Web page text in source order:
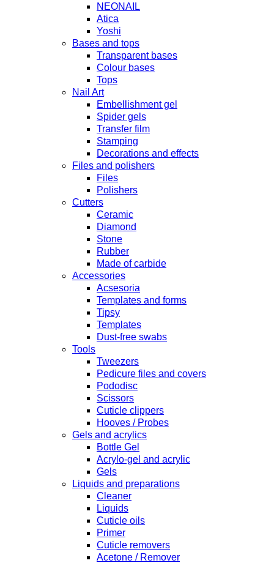
NEONAIL
Atica
Yoshi
Bases and tops
Transparent bases
Colour bases
Tops
Nail Art
Embellishment gel
Spider gels
Transfer film
Stamping
Decorations and effects
Files and polishers
Files
Polishers
Cutters
Ceramic
Diamond
Stone
Rubber
Made of carbide
Accessories
Acsesoria
Templates and forms
Tipsy
Templates
Dust-free swabs
Tools
Tweezers
Pedicure files and covers
Pododisc
Scissors
Cuticle clippers
Hooves / Probes
Gels and acrylics
Bottle Gel
Acrylo-gel and acrylic
Gels
Liquids and preparations
Cleaner
Liquids
Cuticle oils
Primer
Cuticle removers
Acetone / Remover